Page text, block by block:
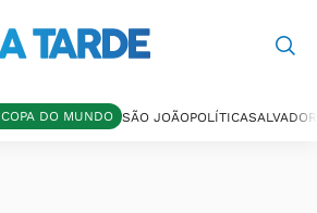
COPA DO MUNDO SÃO JOÃOPOLÍTICASALVADOR